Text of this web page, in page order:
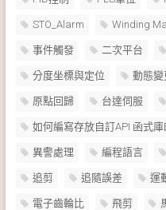
STO_Alarm Winding
事件觸發 二次平台
分度坐標與定位 動態變
原點回歸 台達伺服
如何編寫存放自訂API 函式庫
異警處理 編程語言
追剪 追隨誤差 運
電子齒輪比 飛剪